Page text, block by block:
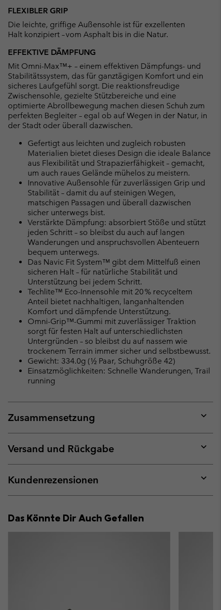
FLEXIBLER GRIP
Die leichte, griffige Außensohle ist für exzellenten
Halt konzipiert – vom Asphalt bis in die Natur.
EFFEKTIVE DÄMPFUNG
Mit Omni-Max™+ – einem effektiven Dämpfungs- und
Stabilitätssystem, das für ganztägigen Komfort und ein
sicheres Laufgefühl sorgt. Die reaktionsfreudige
Zwischensohle, gezielte Stützbereiche und eine
optimierte Abrollbewegung machen diesen Schuh zum
perfekten Begleiter – egal ob auf Wegen in der Natur, in
der Stadt oder überall dazwischen.
Gefertigt aus leichten und zugleich robusten
Materialien bietet dieses Design die ideale Balance
aus Flexibilität und Strapazierfähigkeit – gemacht,
um auch raues Gelände mühelos zu meistern.
Innovative Außensohle für zuverlässigen Grip und
Stabilität – damit du auf steinigen Wegen,
matschigen Passagen und überall dazwischen
sicher unterwegs bist.
Verstärkte Dämpfung: absorbiert Stöße und stützt
jeden Schritt – so bleibst du auch auf langen
Wanderungen und anspruchsvollen Abenteuern
bequem unterwegs.
Das Navic Fit System™ gibt dem Mittelfuß einen
sicheren Halt – für natürliche Stabilität und
Unterstützung bei jedem Schritt.
Techlite™ Eco-Innensohle mit 20 % recyceltem
Anteil bietet nachhaltigen, langanhaltenden
Komfort und dämpfende Unterstützung.
Omni-Grip™-Gummi mit zuverlässiger Traktion
sorgt für festen Halt auf unterschiedlichsten
Untergründen – so bleibst du auf nassem wie
trockenem Terrain immer sicher und selbstbewusst.
Gewicht: 334.0g (½ Paar, Schuhgröße 42)
Einsatzmöglichkeiten: Schnelle Wanderungen, Trail
running
Zusammensetzung
or
Versand und Rückgabe
or
Kundenrezensionen
or
Das Könnte Dir Auch Gefallen